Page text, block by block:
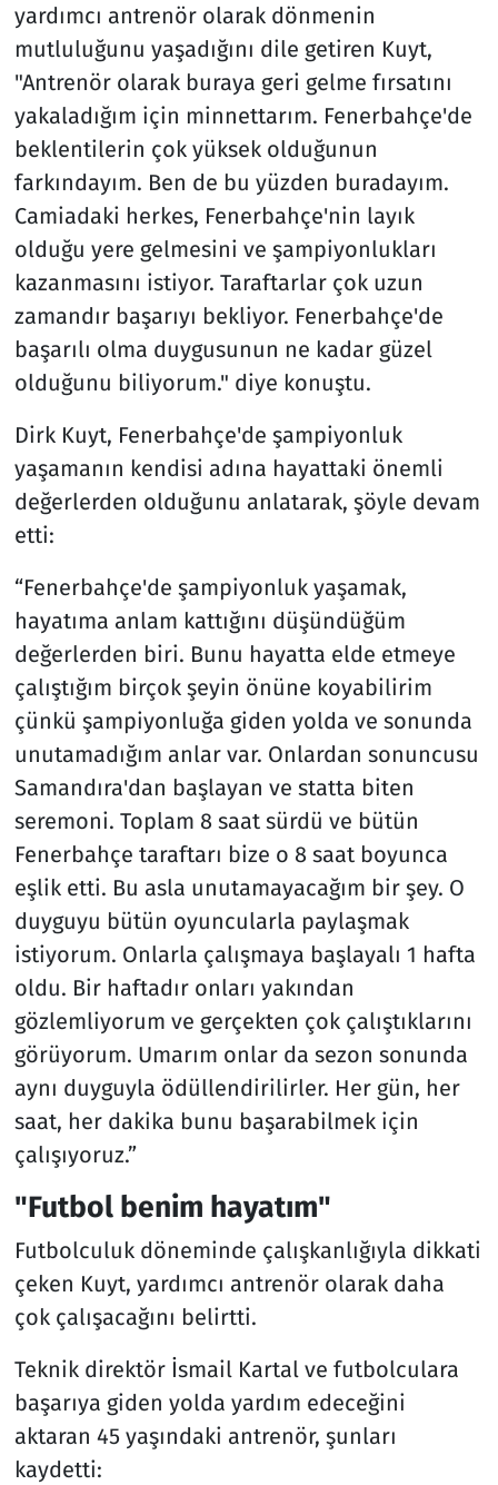
yardımcı antrenör olarak dönmenin
mutluluğunu yaşadığını dile getiren Kuyt,
"Antrenör olarak buraya geri gelme fırsatını
yakaladığım için minnettarım. Fenerbahçe'de
beklentilerin çok yüksek olduğunun
farkındayım. Ben de bu yüzden buradayım.
Camiadaki herkes, Fenerbahçe'nin layık
olduğu yere gelmesini ve şampiyonlukları
kazanmasını istiyor. Taraftarlar çok uzun
zamandır başarıyı bekliyor. Fenerbahçe'de
başarılı olma duygusunun ne kadar güzel
olduğunu biliyorum." diye konuştu.
Dirk Kuyt, Fenerbahçe'de şampiyonluk
yaşamanın kendisi adına hayattaki önemli
değerlerden olduğunu anlatarak, şöyle devam
etti:
“Fenerbahçe'de şampiyonluk yaşamak,
hayatıma anlam kattığını düşündüğüm
değerlerden biri. Bunu hayatta elde etmeye
çalıştığım birçok şeyin önüne koyabilirim
çünkü şampiyonluğa giden yolda ve sonunda
unutamadığım anlar var. Onlardan sonuncusu
Samandıra'dan başlayan ve statta biten
seremoni. Toplam 8 saat sürdü ve bütün
Fenerbahçe taraftarı bize o 8 saat boyunca
eşlik etti. Bu asla unutamayacağım bir şey. O
duyguyu bütün oyuncularla paylaşmak
istiyorum. Onlarla çalışmaya başlayalı 1 hafta
oldu. Bir haftadır onları yakından
gözlemliyorum ve gerçekten çok çalıştıklarını
görüyorum. Umarım onlar da sezon sonunda
aynı duyguyla ödüllendirilirler. Her gün, her
saat, her dakika bunu başarabilmek için
çalışıyoruz.”
"Futbol benim hayatım"
Futbolculuk döneminde çalışkanlığıyla dikkati
çeken Kuyt, yardımcı antrenör olarak daha
çok çalışacağını belirtti.
Teknik direktör İsmail Kartal ve futbolculara
başarıya giden yolda yardım edeceğini
aktaran 45 yaşındaki antrenör, şunları
kaydetti: